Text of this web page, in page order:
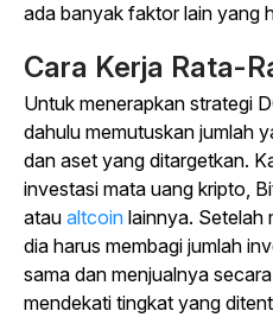
ada banyak faktor lain yang
Cara Kerja Rata-
Untuk menerapkan strategi
dahulu memutuskan jumlah
dan aset yang ditargetkan.
investasi mata uang kripto,
atau altcoin lainnya. Setelah
dia harus membagi jumlah
sama dan menjualnya
mendekati tingkat yang